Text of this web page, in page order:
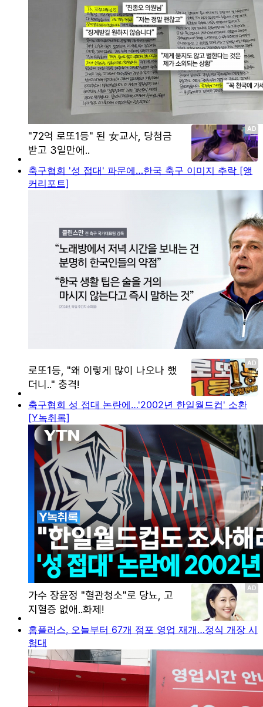
축구협회 '성 접대' 파문에…한국 축구 이미지 추락 [앵
커리포트]
축구협회 성 접대 논란에…'2002년 한일월드컵' 소환
[Y녹취록]
홈플러스, 오늘부터 67개 점포 영업 재개…정식 개장 시
험대